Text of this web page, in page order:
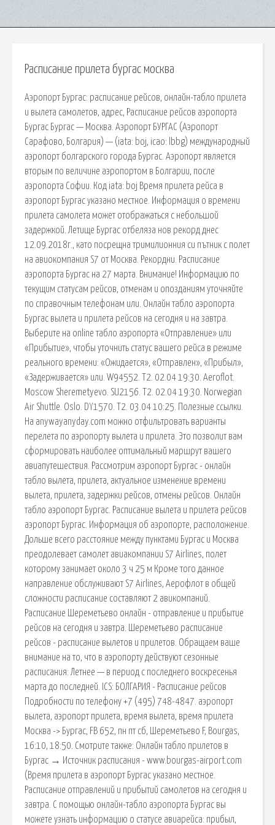
Расписание прилета бургас москва
Аэропорт Бургас: расписание рейсов, онлайн-табло прилета
и вылета самолетов, адрес, Расписание рейсов аэропорта
Бургас Бургас — Москва. Аэропорт БУРГАС (Аэропорт
Сарафово, Болгария) — (iata: boj, icao: lbbg) международный
аэропорт болгарского города Бургас. Аэропорт является
вторым по величине аэропортом в Болгарии, после
аэропорта Софии. Код iata: boj Время прилета рейса в
аэропорт Бургас указано местное. Информация о времени
прилета самолета может отображаться с небольшой
задержкой. Летище Бургас отбеляза нов рекорд днес
12.09.2018г., като посрещна тримилионния си пътник с полет
на авиокомпания S7 от Москва. Рекордни. Расписание
аэропорта Бургас на 27 марта. Внимание! Информацию по
текущим статусам рейсов, отменам и опозданиям уточняйте
по справочным телефонам или. Онлайн табло аэропорта
Бургас вылета и прилета рейсов на сегодня и на завтра.
Выберите на online табло аэропорта «Отправление» или
«Прибытие», чтобы уточнить статус вашего рейса в режиме
реального времени: «Ожидается», «Отправлен», «Прибыл»,
«Задерживается» или. W94552. T2. 02.04 19:30. Aeroflot.
Moscow Sheremetyevo. SU2156. T2. 02.04 19:30. Norwegian
Air Shuttle. Oslo. DY1570. T2. 03.04 10:25. Полезные ссылки.
На anywayanyday.com можно отфильтровать варианты
перелета по аэропорту вылета и прилета. Это позволит вам
сформировать наиболее оптимальный маршрут вашего
авиапутешествия. Рассмотрим аэропорт Бургас - онлайн
табло вылета, прилета, актуальное изменение времени
вылета, прилета, задержки рейсов, отмены рейсов. Онлайн
табло аэропорт Бургас. Расписание вылета и прилета рейсов
аэропорт Бургас. Информация об аэропорте, расположение.
Дольше всего расстояние между пунктами Бургас и Москва
преодолевает самолет авиакомпании S7 Airlines, полет
которому занимает около 3 ч 25 м Кроме того данное
направление обслуживают S7 Airlines, Аерофлот в общей
сложности расписание составляют 2 авикомпаний.
Расписание Шереметьево онлайн - отправление и прибытие
рейсов на сегодня и завтра. Шереметьево расписание
рейсов - расписание вылетов и прилетов. Обращаем ваше
внимание на то, что в аэропорту действуют сезонные
расписания: Летнее — в период с последнего воскресенья
марта до последней. ICS: БОЛГАРИЯ - Расписание рейсов
Подробности по телефону +7 (495) 748-4847. аэропорт
вылета, аэропорт прилета, время вылета, время прилета
Москва -> Бургас, FB 652, пн пт сб, Шереметьево F, Bourgas,
16:10, 18:50. Смотрите также: Онлайн табло прилетов в
Бургас → Источник расписания - www.bourgas-airport.com
(Время прилета в аэропорт Бургас указано местное.
Расписание отправлений и прибытий самолетов на сегодня и
завтра. С помощью онлайн-табло аэропорта Бургас вы
можете узнать информацию о статусе авиарейса: прибыл,